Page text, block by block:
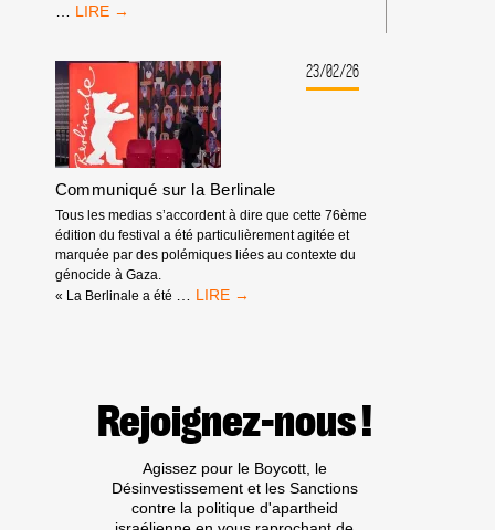
SPOTIFY
:
IL
TIRE
PROFIT
DE
L’APARTHEID,
DU
GÉNOCIDE
ET
DES
EXPULSIONS
RACISTES
23/02/26
Communiqué sur la Berlinale
Tous les medias s’accordent à dire que cette 76ème
édition du festival a été particulièrement agitée et
marquée par des polémiques liées au contexte du
génocide à Gaza.
« La Berlinale a été … COMMUNIQUÉ
Rejoignez-nous !
Agissez pour le Boycott, le
Désinvestissement et les Sanctions
contre la politique d'apartheid